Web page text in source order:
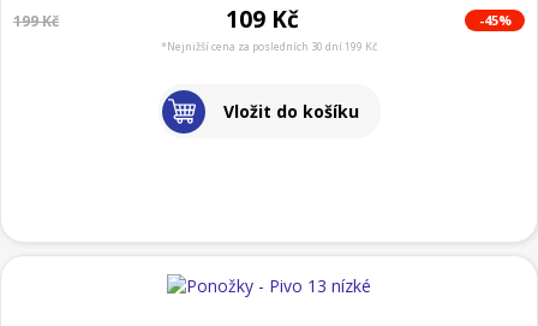
199 Kč 109 Kč -45%
*Nejnižší cena za posledních 30 dní 199 Kč
Vložit do košíku